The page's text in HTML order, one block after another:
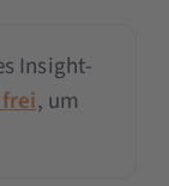
Insight-
, um